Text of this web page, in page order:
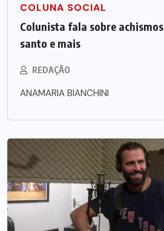
COLUNA SOCIAL
Colunista fala sobre
santo e mais
REDAÇÃO
ANAMARIA BIANCHINI